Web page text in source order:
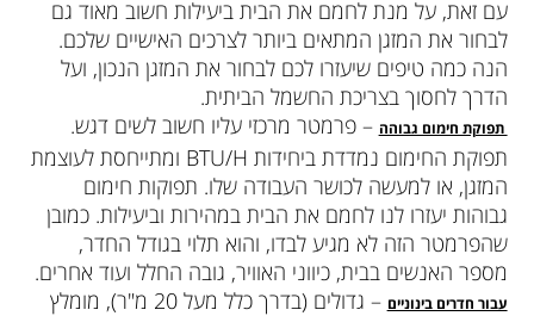
עם זאת, על מנת לחמם את הבית ביעילות חשוב מאוד גם
לבחור את המזגן המתאים ביותר לצרכים האישיים שלכם.
הנה כמה טיפים שיעזרו לכם לבחור את המזגן הנכון, ועל
הדרך לחסוך בצריכת החשמל הביתית.
תפוקת חימום גבוהה – פרמטר מרכזי עליו חשוב לשים דגש.
תפוקת החימום נמדדת ביחידות BTU/H ומתייחסת לעוצמת
המזגן, או למעשה לכושר העבודה שלו. תפוקות חימום
גבוהות יעזרו לנו לחמם את הבית במהירות וביעילות. כמובן
שהפרמטר הזה לא מגיע לבדו, והוא תלוי בגודל החדר,
מספר האנשים בבית, כיווני האוויר, גובה החלל ועוד אחרים.
עבור חדרים בינוניים
– גדולים (בדרך כלל מעל 20 מ"ר), מומלץ